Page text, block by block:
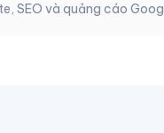
SEO và quảng cáo